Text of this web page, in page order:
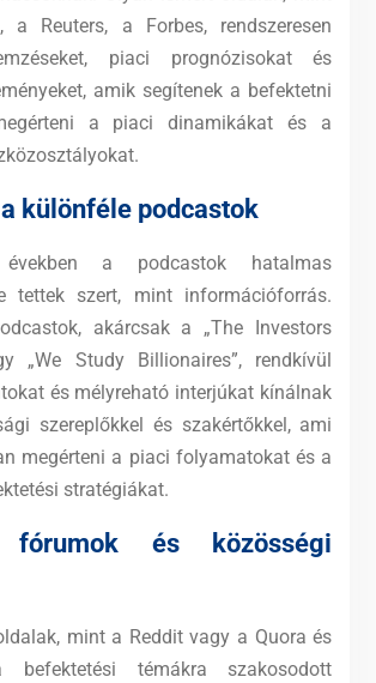
a Reuters, a Forbes, rendszeresen
piaci prognózisokat és
amik segítenek a befektetni
a piaci dinamikákat és a
különféle podcastok
a podcastok hatalmas
tettek szert, mint információforrás.
akárcsak a „The Investors
„We Study Billionaires”, rendkívül
és mélyreható interjúkat kínálnak
szereplőkkel és szakértőkkel, ami
megérteni a piaci folyamatokat és a
stratégiákat.
fórumok és közösségi
mint a Reddit vagy a Quora és
befektetési témákra szakosodott